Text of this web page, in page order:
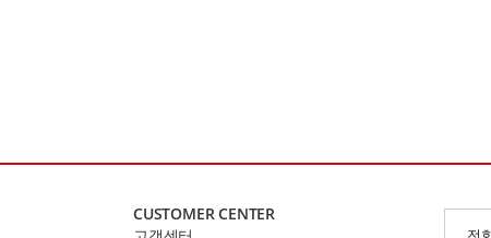
CUSTOMER CENTER